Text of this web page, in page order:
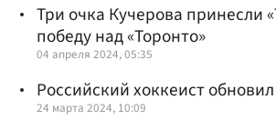
Три очка Кучерова принесли
победу над «Торонто»
04 апреля 2024, 05:35
Российский хоккеист
24 марта 2024, 10:09